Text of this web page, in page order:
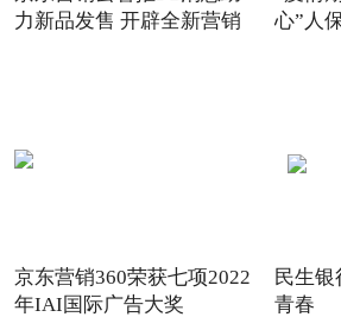
力新品发售 开辟全新营销
心”人
京东营销360荣获七项2022
年IAI国际广告大奖
民生
青春